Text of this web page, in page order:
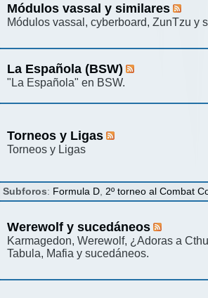
Módulos vassal y similares
Módulos vassal, cyberboard, ZunTzu y
La Española (BSW)
"La Española" en BSW.
Torneos y Ligas
Torneos y Ligas
Subforos: Formula D 2º torneo al Combat
Werewolf y sucedáneos
Karmagedon, Werewolf, ¿Adoras a
Tabula, Mafia y sucedáneos.